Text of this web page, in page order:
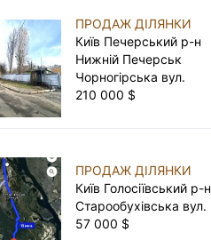
ПРОДАЖ ДІЛЯНКИ
Київ Печерський р-н
Нижній Печерськ
Чорногірська вул.
210 000 $
ПРОДАЖ ДІЛЯНКИ
Київ Голосіївський р-н
Старообухівська вул.
57 000 $